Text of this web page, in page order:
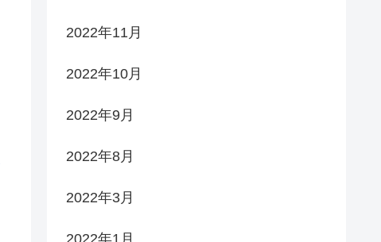
2022年11月
2022年10月
2022年9月
2022年8月
2022年3月
2022年1月